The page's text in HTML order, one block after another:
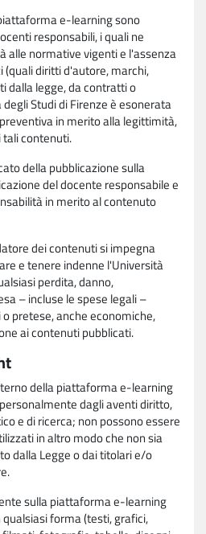
e-learning sono
responsabili, i quali ne
alle normative vigenti e l'assenza
(quali diritti d'autore, marchi,
dalla legge, da contratti o
Studi di Firenze è esonerata
in merito alla legittimità,
contenuti.
della pubblicazione sulla
del docente responsabile e
in merito al contenuto
dei contenuti si impegna
e tenere indenne l'Università
perdita, danno,
– incluse le spese legali –
pretese, anche economiche,
ai contenuti pubblicati.
della piattaforma e-learning
dagli aventi diritto,
e di ricerca; non possono essere
in altro modo che non sia
dalla Legge o dai titolari e/o
sulla piattaforma e-learning
forma (testi, grafici,